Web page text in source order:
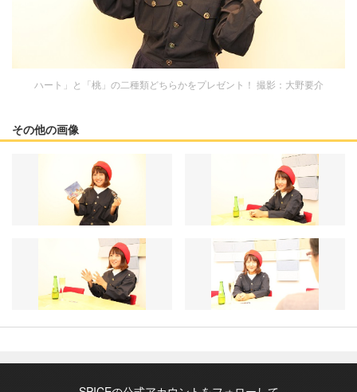
ハート」と「桃」の二種類どちらかをプレゼント！ 撮影：大野要介
その他の画像